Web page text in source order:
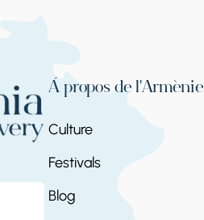
À propos de l'Arménie
Culture
Festivals
Blog